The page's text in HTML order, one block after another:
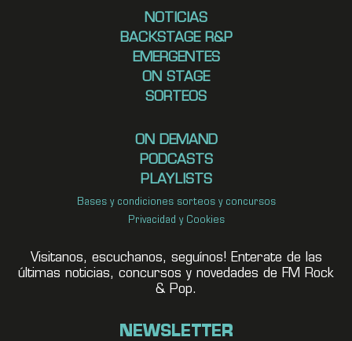
NOTICIAS
BACKSTAGE R&P
EMERGENTES
ON STAGE
SORTEOS
ON DEMAND
PODCASTS
PLAYLISTS
Bases y condiciones sorteos y concursos
Privacidad y Cookies
Visitanos, escuchanos, seguínos! Enterate de las
últimas noticias, concursos y novedades de FM Rock
& Pop.
NEWSLETTER